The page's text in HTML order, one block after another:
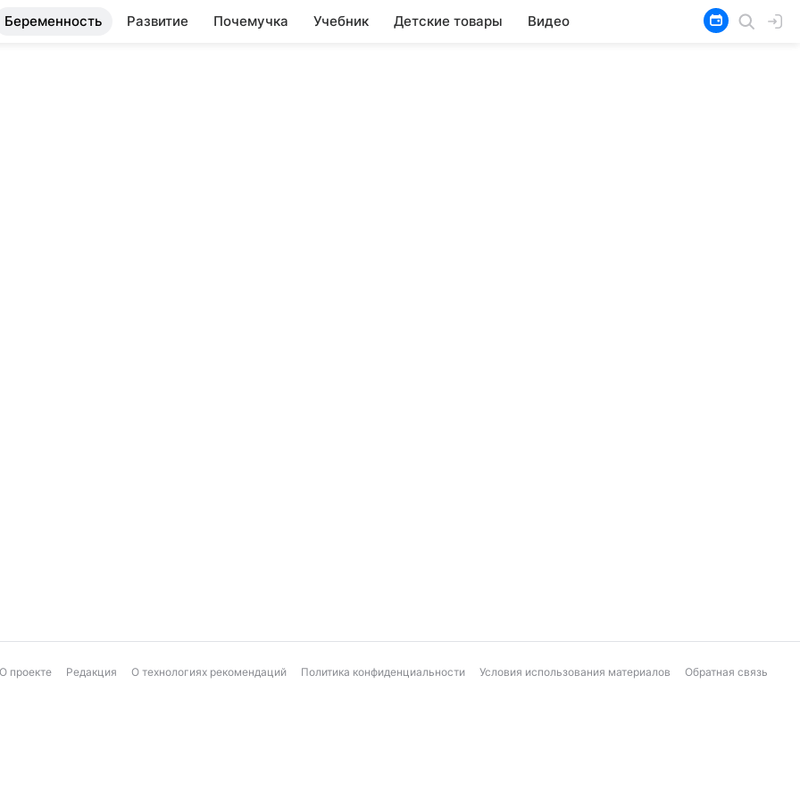
Беременность Развитие Почемучка Учебник Детские товары Видео
О проекте Редакция О технологиях рекомендаций Политика конфиденциальности Условия использования материалов Обратная связь